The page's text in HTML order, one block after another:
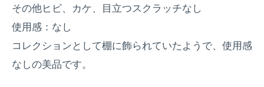
その他ヒビ、カケ、目立つスクラッチなし
使用感：なし
コレクションとして棚に飾られていたようで、使用感
なしの美品です。